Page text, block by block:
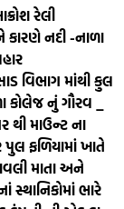
રેલી
કારણે નદી -નાળા
વિભાગ માંથી કુલ
કોલેજ નું ગૌરવ _
થી માઉન્ટ ના
પુલ ફળિયામાં ખાતે
માતા અને
સ્થાનિકોમાં ભારે